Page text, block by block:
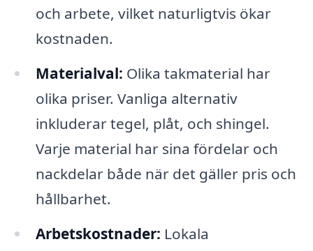
och arbete, vilket naturligtvis ökar
kostnaden.
Materialval: Olika takmaterial har
olika priser. Vanliga alternativ
inkluderar tegel, plåt, och shingel.
Varje material har sina fördelar och
nackdelar både när det gäller pris och
hållbarhet.
Arbetskostnader: Lokala